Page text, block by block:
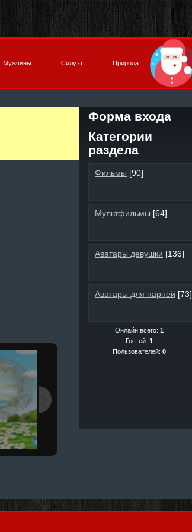
Мужчины Силуэт Природа
Форма входа
Категории
раздела
Фильмы [90]
Мультфильмы [64]
Аватары девушки [136]
Аватары для парней [73]
Онлайн всего: 1
Гостей: 1
Пользователей: 0